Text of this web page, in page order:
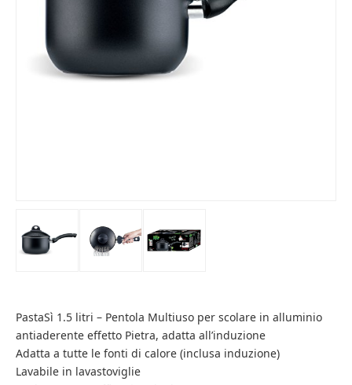
PastaSì 1.5 litri – Pentola Multiuso per scolare in alluminio
antiaderente effetto Pietra, adatta all’induzione
Adatta a tutte le fonti di calore (inclusa induzione)
Lavabile in lavastoviglie